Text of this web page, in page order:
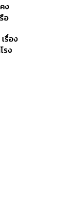
ง
อ
รื่อง
รง